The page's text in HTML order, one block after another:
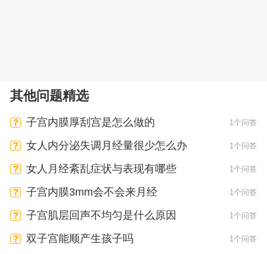
其他问题精选
子宫内膜厚刮宫是怎么做的 1个问答
女人内分泌失调月经量很少怎么办 1个问答
女人月经紊乱症状与表现有哪些 1个问答
子宫内膜3mm会不会来月经 1个问答
子宫肌层回声不均匀是什么原因 1个问答
双子宫能顺产生孩子吗 1个问答